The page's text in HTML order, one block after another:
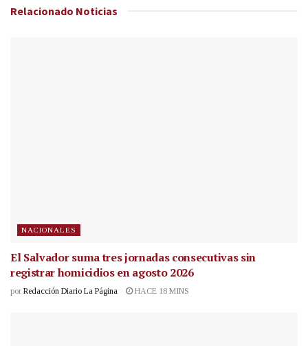
Relacionado Noticias
NACIONALES
El Salvador suma tres jornadas consecutivas sin
registrar homicidios en agosto 2026
por Redacción Diario La Página HACE 18 MINS